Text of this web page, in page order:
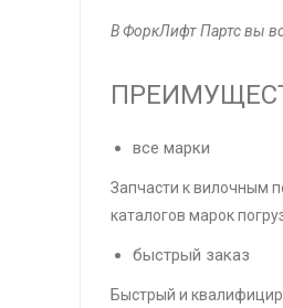
В ФоркЛифт Партс вы
все марки
Запчасти к вилочным
каталогов марок
быстрый заказ
Быстрый и